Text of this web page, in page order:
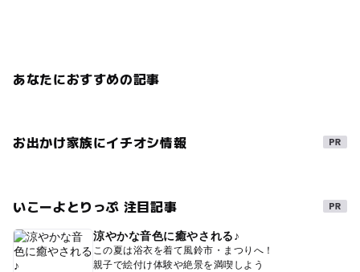
あなたにおすすめの記事
お出かけ家族にイチオシ情報
いこーよとりっぷ 注目記事
涼やかな音色に癒やされる♪
この夏は浴衣を着て風鈴市・まつりへ！
親子で絵付け体験や絶景を満喫しよう